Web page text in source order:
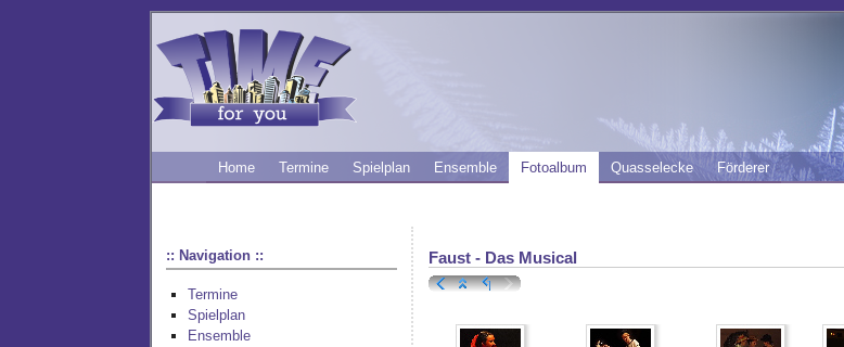
Home Termine Spielplan Ensemble Fotoalbum Quasselecke Förderer
:: Navigation ::
Termine
Spielplan
Ensemble
Faust - Das Musical